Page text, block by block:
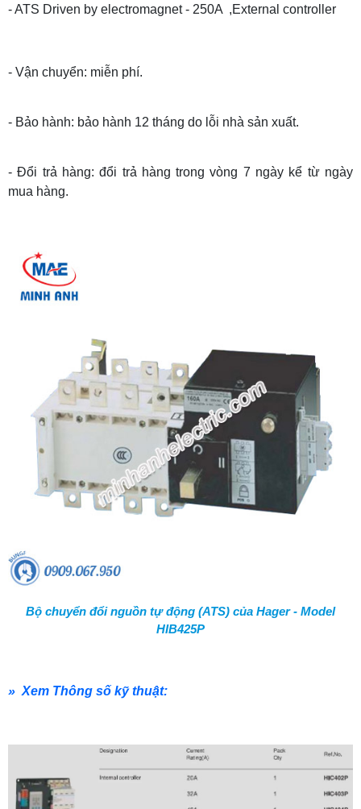
- ATS Driven by electromagnet - 250A ,External controller
- Vận chuyển: miễn phí.
- Bảo hành: bảo hành 12 tháng do lỗi nhà sản xuất.
- Đổi trả hàng: đổi trả hàng trong vòng 7 ngày kể từ ngày
mua hàng.
Bộ chuyển đổi nguồn tự động (ATS) của Hager - Model
HIB425P
» Xem Thông số kỹ thuật: